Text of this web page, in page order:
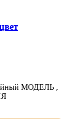
МОДЕЛЬ ,